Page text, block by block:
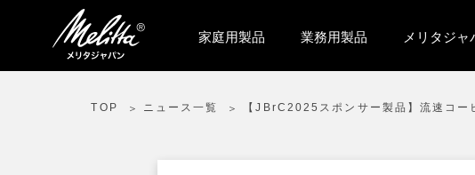
家庭用製品 業務用製品 メリタジャ
TOP ニュース一覧 【JBrC2025スポンサー製品】流速コー